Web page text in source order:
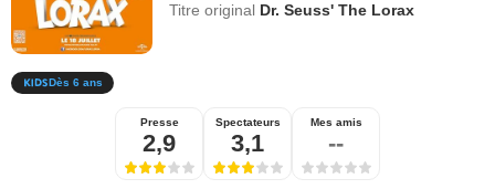
Titre original Dr. Seuss' The Lorax
Dès 6 ans
Presse
2,9
Spectateurs
3,1
Mes amis
--